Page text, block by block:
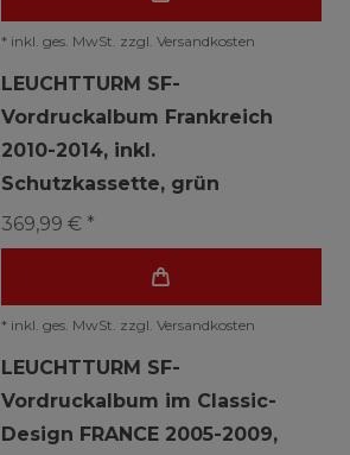
* inkl. ges. MwSt. zzgl. Versandkosten
LEUCHTTURM SF-
Vordruckalbum Frankreich
2010-2014, inkl.
Schutzkassette, grün
369,99 € *
* inkl. ges. MwSt. zzgl. Versandkosten
LEUCHTTURM SF-
Vordruckalbum im Classic-
Design FRANCE 2005-2009,